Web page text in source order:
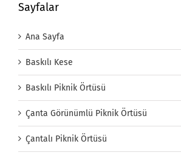
Sayfalar
Ana Sayfa
Baskılı Kese
Baskılı Piknik Örtüsü
Çanta Görünümlü Piknik Örtüsü
Çantalı Piknik Örtüsü